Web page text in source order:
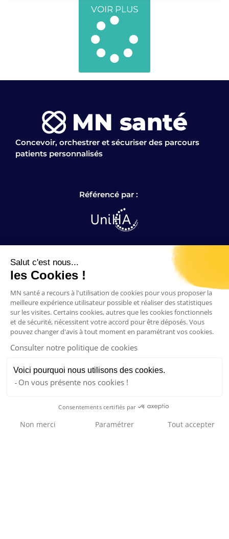
Salut c'est nous...
les Cookies !
MN santé a recours à l'utilisation de cookies pour vous proposer la
meilleure expérience utilisateur possible et réaliser des statistiques
sur les visites. Certains cookies, autres que les cookies fonctionnels
et de sécurité, nécessitent votre accord pour être déposés. Vous
pouvez changer d'avis à tout moment en paramétrant vos cookies.
Consulter notre politique de cookies
Voici pourquoi nous utilisons des cookies.
On vous présente nos cookies !
Consentements certifiés par
Non merci Paramétrer Tout accepter
VOIR PLUS
Concevoir, orchestrer et sécuriser des parcours
patients personnalisés
Référencé par :
Navigation
Solution
Société